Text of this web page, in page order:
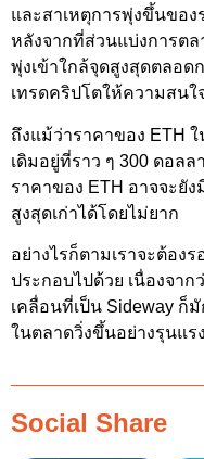
และสาเหตุการพุ่งขึ้นขอ
หลังจากที่ส่วนแบ่งการตล
พุ่งเข้าใกล้จุดสูงสุดตลอด
เทรดคริปโตให้ความสนใ
ถึงแม้ว่าราคาของ ETH
เดิมอยู่ที่ราว ๆ 300 ดอล
ราคาของ ETH อาจจะยั
สูงสุดเก่าได้โดยไม่ยาก
อย่างไรก็ตามเราจะต้อง
ประกอบไปด้วย เนื่องจา
เคลื่อนที่เป็น Sideway ก็
ในตลาดวิ่งขึ้นอย่างรุนแรง
Social Share